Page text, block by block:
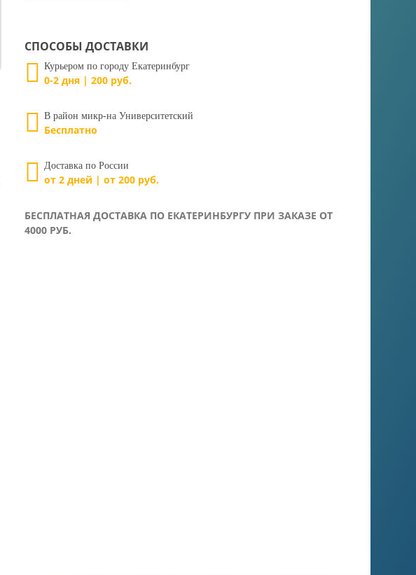
СПОСОБЫ ДОСТАВКИ
Курьером по городу Екатеринбург
0-2 дня | 200 руб.
В район микр-на Университетский
Бесплатно
Доставка по России
от 2 дней | от 200 руб.
БЕСПЛАТНАЯ ДОСТАВКА ПО ЕКАТЕРИНБУРГУ ПРИ ЗАКАЗЕ ОТ
4000 РУБ.